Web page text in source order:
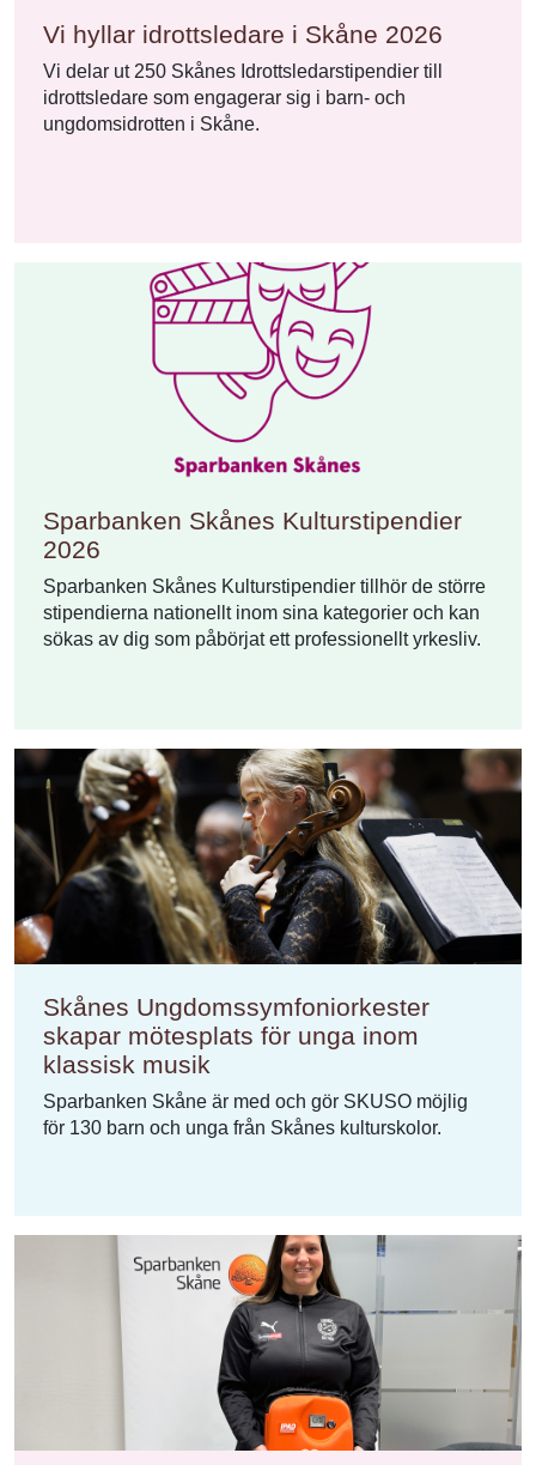
Vi hyllar idrottsledare i Skåne 2026
Vi delar ut 250 Skånes Idrottsledarstipendier till
idrottsledare som engagerar sig i barn- och
ungdomsidrotten i Skåne.
Sparbanken Skånes Kulturstipendier
2026
Sparbanken Skånes Kulturstipendier tillhör de större
stipendierna nationellt inom sina kategorier och kan
sökas av dig som påbörjat ett professionellt yrkesliv.
Skånes Ungdomssymfoniorkester
skapar mötesplats för unga inom
klassisk musik
Sparbanken Skåne är med och gör SKUSO möjlig
för 130 barn och unga från Skånes kulturskolor.